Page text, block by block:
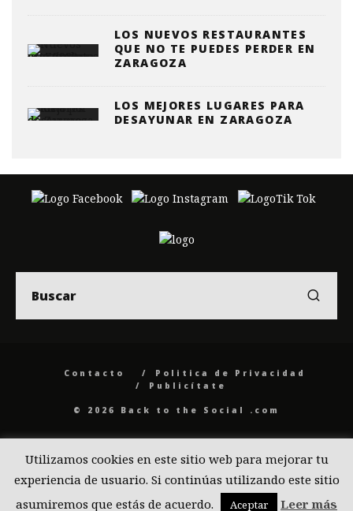
LOS NUEVOS RESTAURANTES
QUE NO TE PUEDES PERDER EN
ZARAGOZA
LOS MEJORES LUGARES PARA
DESAYUNAR EN ZARAGOZA
Contacto
Politica de Privacidad
Publicítate
© 2026 Back to the Social .com
Utilizamos cookies en este sitio web para mejorar tu
experiencia de usuario. Si continúas utilizando este sitio
asumiremos que estás de acuerdo.
Aceptar Leer más